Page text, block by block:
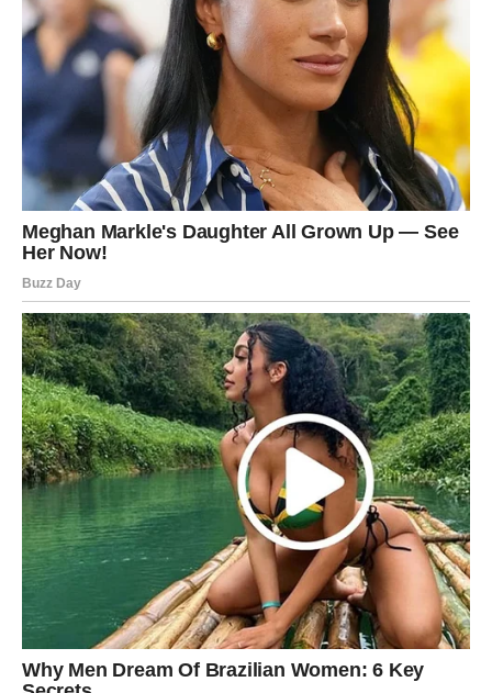
Srce konačno pronalazi spokoj
Pred vama su trenuci puni topline i sreće.
Srijeda 27. maja mnogim znakovima Zodijaka donosi
važne promjene i neočekivane događaje, ali posebno će
blistati Rakovi, Vage i Vodolije kojima zvijezde šalju sreću,
ljubav i prilike koje bi mogle potpuno promijeniti njihov
Ovo je dan tokom kojeg univerzum pokazuje da jedan
trenutak može promijeniti sve.